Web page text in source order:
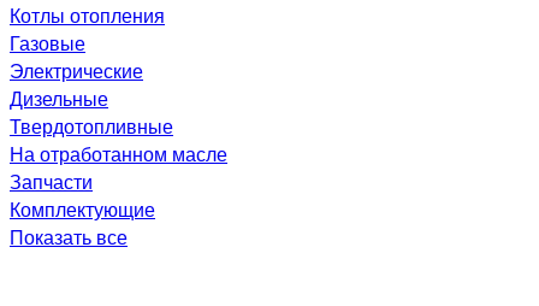
Котлы отопления
Газовые
Электрические
Дизельные
Твердотопливные
На отработанном масле
Запчасти
Комплектующие
Показать все